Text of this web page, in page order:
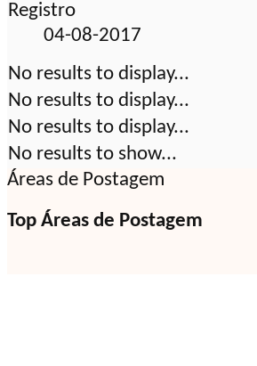
Registro
04-08-2017
No results to display...
No results to display...
No results to display...
No results to show...
Áreas de Postagem
Top Áreas de Postagem